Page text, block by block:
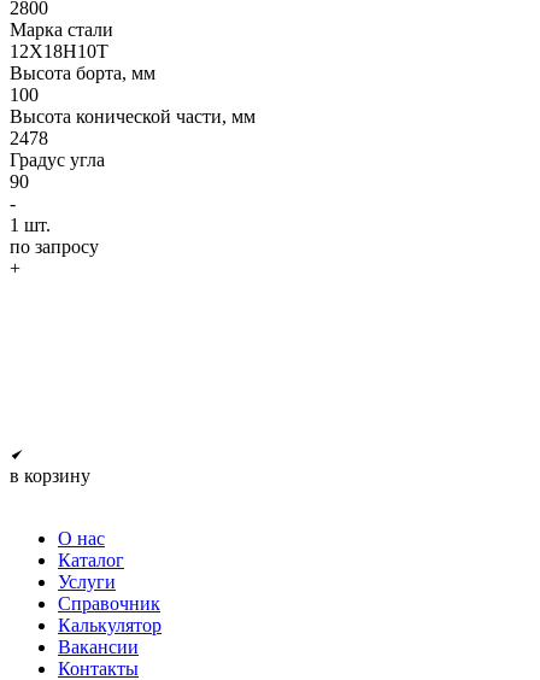
2800
Марка стали
12Х18Н10Т
Высота борта, мм
100
Высота конической части, мм
2478
Градус угла
90
-
1 шт.
по запросу
+
в корзину
О нас
Каталог
Услуги
Справочник
Калькулятор
Вакансии
Контакты